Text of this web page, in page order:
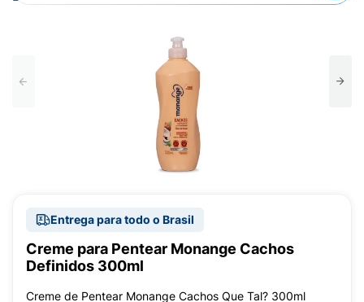
Entrega para todo o Brasil
Creme para Pentear Monange Cachos
Definidos 300ml
Creme de Pentear Monange Cachos Que Tal? 300ml